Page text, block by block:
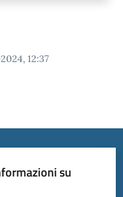
2024, 12:37
su